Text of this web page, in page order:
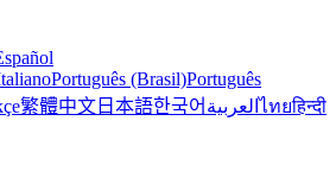
Português (Brasil)Português
繁體中文 日本語한국어 العربيةไทยहिन्दी